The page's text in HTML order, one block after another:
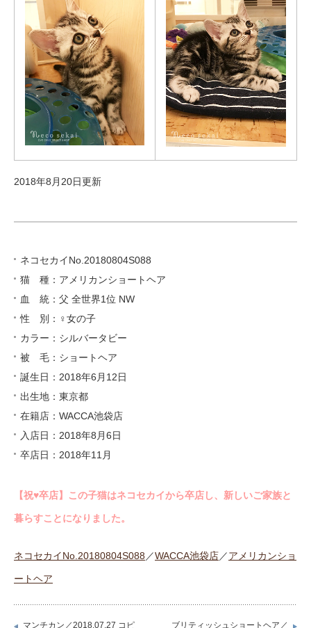
2018年8月20日更新
ネコセカイNo.20180804S088
猫 種：アメリカンショートヘア
血 統：父 全世界1位 NW
性 別：♀女の子
カラー：シルバータビー
被 毛：ショートヘア
誕生日：2018年6月12日
出生地：東京都
在籍店：WACCA池袋店
入店日：2018年8月6日
卒店日：2018年11月
【祝♥︎卒店】この子猫はネコセカイから卒店し、新しいご家族と
暮らすことになりました。
ネコセカイNo.20180804S088 ／WACCA池袋店／アメリカンショ
ートヘア
マンチカン／2018.07.27 コピ ブリティッシュショートヘア／